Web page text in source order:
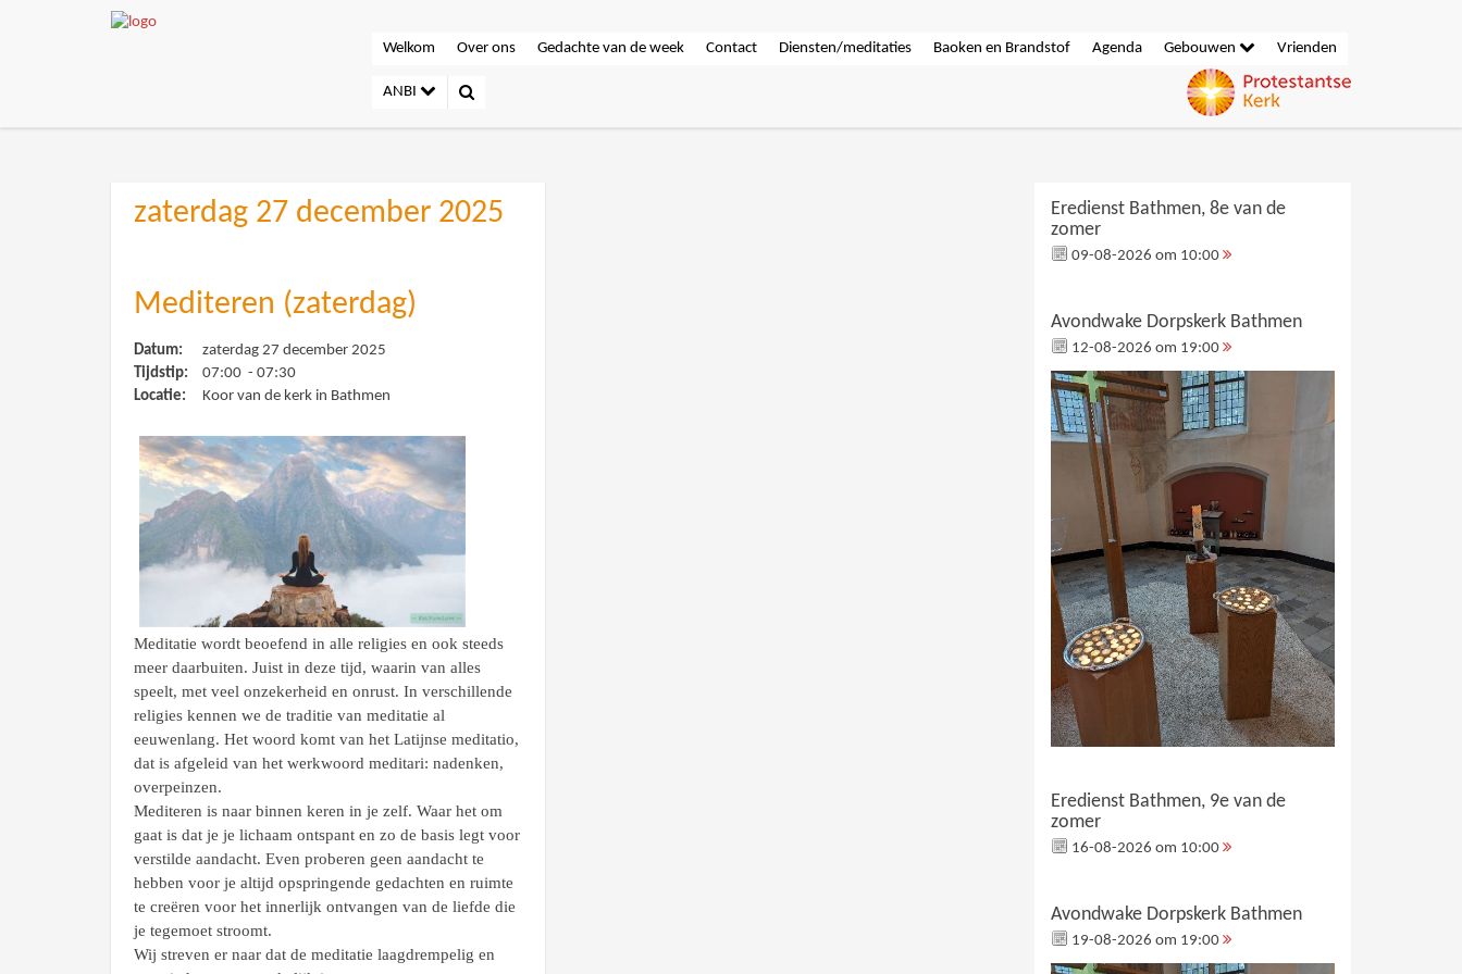
Welkom Over ons Gedachte van de week Contact Diensten/meditaties Baoken en Brandstof Agenda Gebouwen Vrienden
ANBI
zaterdag 27 december 2025
Mediteren (zaterdag)
Datum:
zaterdag 27 december 2025
Tijdstip:
07:00 - 07:30
Locatie:
Koor van de kerk in Bathmen
Meditatie wordt beoefend in alle religies en ook steeds
meer daarbuiten. Juist in deze tijd, waarin van alles
speelt, met veel onzekerheid en onrust. In verschillende
religies kennen we de traditie van meditatie al
eeuwenlang. Het woord komt van het Latijnse meditatio,
dat is afgeleid van het werkwoord meditari: nadenken,
overpeinzen.
Mediteren is naar binnen keren in je zelf. Waar het om
gaat is dat je je lichaam ontspant en zo de basis legt voor
verstilde aandacht. Even proberen geen aandacht te
hebben voor je altijd opspringende gedachten en ruimte
te creëren voor het innerlijk ontvangen van de liefde die
je tegemoet stroomt.
Wij streven er naar dat de meditatie laagdrempelig en
Eredienst Bathmen, 8e van de
zomer
09-08-2026 om 10:00
Avondwake Dorpskerk Bathmen
12-08-2026 om 19:00
Eredienst Bathmen, 9e van de
zomer
16-08-2026 om 10:00
Avondwake Dorpskerk Bathmen
19-08-2026 om 19:00